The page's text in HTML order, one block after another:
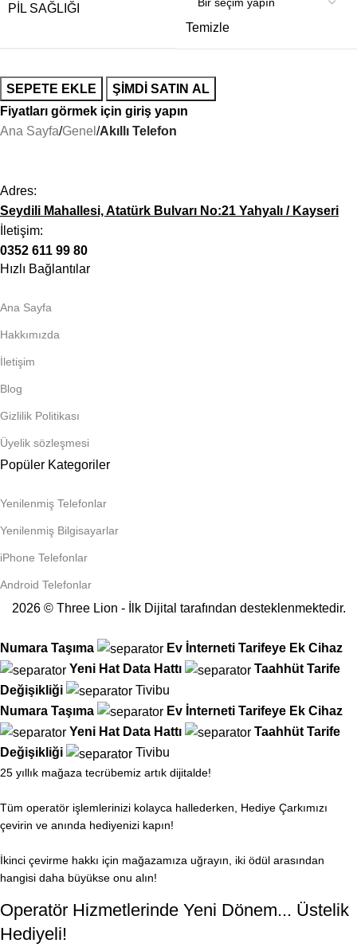
PIL SAĞLIĞI
Temizle
SEPETE EKLE
ŞIMDI SATIN AL
Fiyatları görmek için giriş yapın
Ana Sayfa Genel Akıllı Telefon
Adres:
Seydili Mahallesi, Atatürk Bulvarı No:21 Yahyalı / Kayseri
İletişim:
0352 611 99 80
Hızlı Bağlantılar
Ana Sayfa
Hakkımızda
İletişim
Blog
Gizlilik Politikası
Üyelik sözleşmesi
Popüler Kategoriler
Yenilenmiş Telefonlar
Yenilenmiş Bilgisayarlar
iPhone Telefonlar
Android Telefonlar
2026 © Three Lion - İlk Dijital tarafından desteklenmektedir.
Numara Taşıma Ev İnterneti Tarifeye Ek Cihaz
Yeni Hat Data Hattı Taahhüt Tarife
Değişikliği
Tivibu
Numara Taşıma
Ev İnterneti Tarifeye Ek Cihaz
Yeni Hat Data Hattı Taahhüt Tarife
Değişikliği
Tivibu
25 yıllık mağaza tecrübemiz artık dijitalde!
Tüm operatör işlemlerinizi kolayca hallederken, Hediye Çarkımızı
çevirin ve anında hediyenizi kapın!
İkinci çevirme hakkı için mağazamıza uğrayın, iki ödül arasından
hangisi daha büyükse onu alın!
Operatör Hizmetlerinde Yeni Dönem... Üstelik
Hediyeli!